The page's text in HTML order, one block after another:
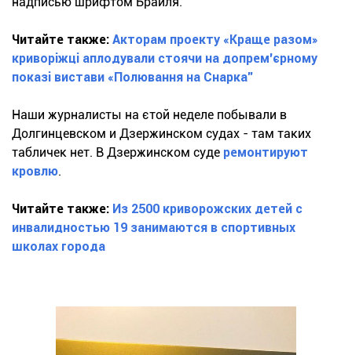
Читайте также: Акторам проекту «Краще разом»
криворіжці аплодували стоячи на допрем'єрному
показі вистави «Полювання на Снарка"
Наши журналисты на єтой неделе побывали в
Долгинцевском и Дзержинском судах - там таких
табличек нет. В Дзержинском суде ремонтируют
кровлю.
Читайте также: Из 2500 криворожских детей с
инвалидностью 19 занимаются в спортивных
школах города